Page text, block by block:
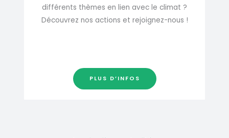
différents thèmes en lien avec le climat ?
Découvrez nos actions et rejoignez-nous !
PLUS D’INFOS